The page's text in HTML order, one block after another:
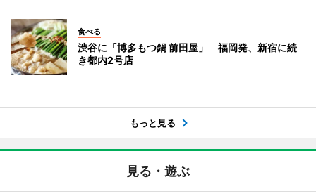
食べる
渋谷に「博多もつ鍋 前田屋」 福岡発、新宿に続
き都内2号店
もっと見る
見る・遊ぶ